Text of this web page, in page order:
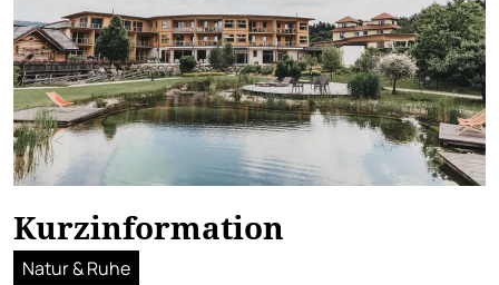
Kurzinformation
Natur & Ruhe